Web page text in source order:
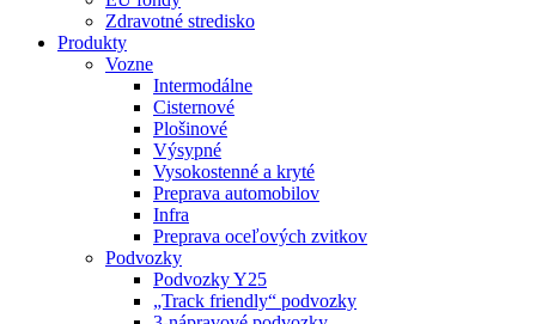
Zdravotné stredisko
Produkty
Vozne
Intermodálne
Cisternové
Plošinové
Výsypné
Vysokostenné a kryté
Preprava automobilov
Infra
Preprava oceľových zvitkov
Podvozky
Podvozky Y25
„Track friendly“ podvozky